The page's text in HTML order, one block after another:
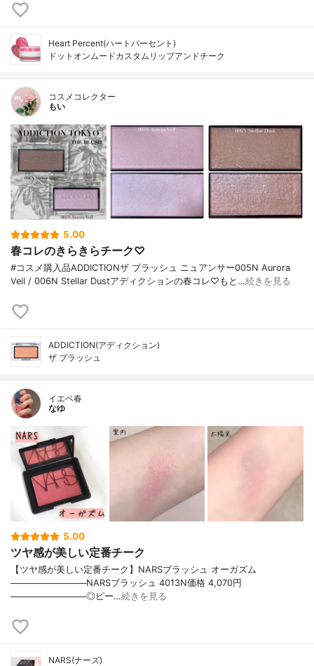
Heart Percent(ハートパーセント)
ドットオンムードカスタムリップアンドチーク
コスメコレクター
もい
5.00
春コレのきらきらチーク♡
#コスメ購入品ADDICTIONザ ブラッシュ ニュアンサー005N Aurora
Veil / 006N Stellar Dustアディクションの春コレ♡もと…続きを見る
ADDICTION(アディクション)
ザ ブラッシュ
イエベ春
なゆ
5.00
ツヤ感が美しい定番チーク
【ツヤ感が美しい定番チーク】NARSブラッシュ オーガズム
────────────NARSブラッシュ 4013N価格 4,070円
────────────◎ピー…続きを見る
NARS(ナーズ)